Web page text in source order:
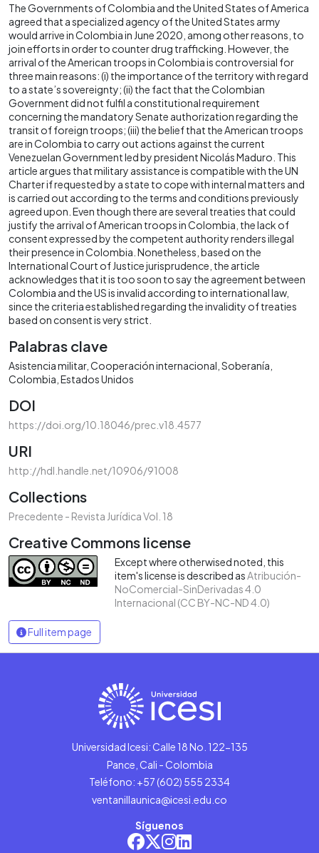
The Governments of Colombia and the United States of America
agreed that a specialized agency of the United States army
would arrive in Colombia in June 2020, among other reasons, to
join efforts in order to counter drug trafficking. However, the
arrival of the American troops in Colombia is controversial for
three main reasons: (i) the importance of the territory with regard
to a state’s sovereignty; (ii) the fact that the Colombian
Government did not fulfil a constitutional requirement
concerning the mandatory Senate authorization regarding the
transit of foreign troops; (iii) the belief that the American troops
are in Colombia to carry out actions against the current
Venezuelan Government led by president Nicolás Maduro. This
article argues that military assistance is compatible with the UN
Charter if requested by a state to cope with internal matters and
is carried out according to the terms and conditions previously
agreed upon. Even though there are several treaties that could
justify the arrival of American troops in Colombia, the lack of
consent expressed by the competent authority renders illegal
their presence in Colombia. Nonetheless, based on the
International Court of Justice jurisprudence, the article
acknowledges that it is too soon to say the agreement between
Colombia and the US is invalid according to international law,
since the criteria established regarding the invalidity of treaties
based on consent is very strict.
Palabras clave
Asistencia militar Cooperación internacional Soberanía
Colombia Estados Unidos
DOI
https://doi.org/10.18046/prec.v18.4577
URI
http://hdl.handle.net/10906/91008
Collections
Precedente - Revista Jurídica Vol. 18
Creative Commons license
Except where otherwised noted, this
item's license is described asAtribución-
NoComercial-SinDerivadas 4.0
Internacional (CC BY-NC-ND 4.0)
Full item page
Universidad Icesi: Calle 18 No. 122-135
Pance, Cali - Colombia
Teléfono: +57 (602) 555 2334
ventanillaunica@icesi.edu.co
Síguenos